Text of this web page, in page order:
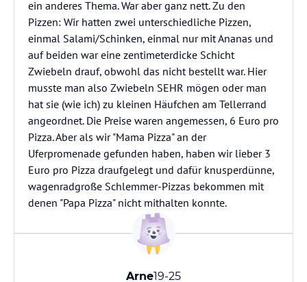
ein anderes Thema. War aber ganz nett. Zu den
Pizzen: Wir hatten zwei unterschiedliche Pizzen,
einmal Salami/Schinken, einmal nur mit Ananas und
auf beiden war eine zentimeterdicke Schicht
Zwiebeln drauf, obwohl das nicht bestellt war. Hier
musste man also Zwiebeln SEHR mögen oder man
hat sie (wie ich) zu kleinen Häufchen am Tellerrand
angeordnet. Die Preise waren angemessen, 6 Euro pro
Pizza. Aber als wir "Mama Pizza" an der
Uferpromenade gefunden haben, haben wir lieber 3
Euro pro Pizza draufgelegt und dafür knusperdünne,
wagenradgroße Schlemmer-Pizzas bekommen mit
denen "Papa Pizza" nicht mithalten konnte.
Arne19-25